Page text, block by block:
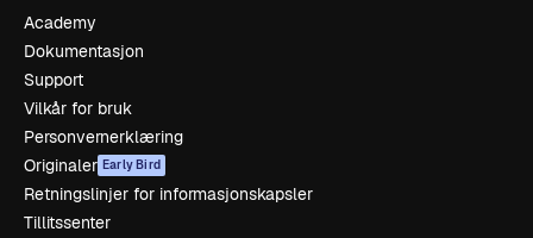
Academy
Dokumentasjon
Support
Vilkår for bruk
Personvernerklæring
Originaler Early Bird
Retningslinjer for informasjonskapsler
Tillitssenter